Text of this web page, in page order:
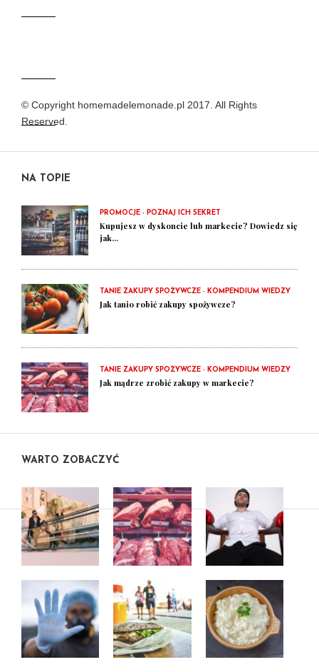
© Copyright homemadelemonade.pl 2017. All Rights
Reserved.
NA TOPIE
PROMOCJE - POZNAJ ICH SEKRET
Kupujesz w dyskoncie lub markecie? Dowiedz się
jak...
TANIE ZAKUPY SPOŻYWCZE - KOMPENDIUM WIEDZY
Jak tanio robić zakupy spożywcze?
TANIE ZAKUPY SPOŻYWCZE - KOMPENDIUM WIEDZY
Jak mądrze zrobić zakupy w markecie?
WARTO ZOBACZYĆ